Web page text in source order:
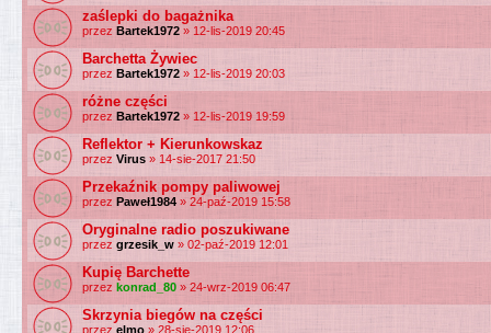
zaślepki do bagażnika
przez Bartek1972 » 12-lis-2019 20:45
Barchetta Żywiec
przez Bartek1972 » 12-lis-2019 20:03
różne części
przez Bartek1972 » 12-lis-2019 19:59
Reflektor + Kierunkowskaz
przez Virus » 14-sie-2017 21:50
Przekaźnik pompy paliwowej
przez Paweł1984 » 24-paź-2019 15:58
Oryginalne radio poszukiwane
przez grzesik_w » 02-paź-2019 12:01
Kupię Barchette
przez konrad_80 » 24-wrz-2019 06:47
Skrzynia biegów na części
przez elmo » 28-sie-2019 12:06